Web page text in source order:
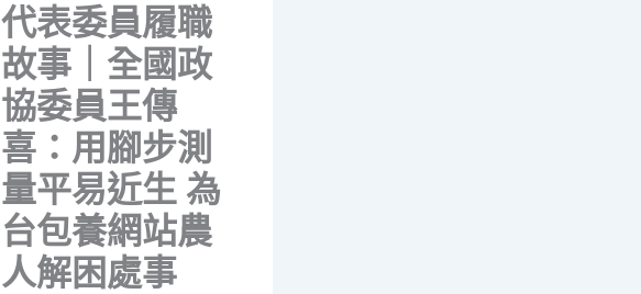
代表委員履職
故事｜全國政
協委員王傳
喜：用腳步測
量平易近生 為
台包養網站農
人解困處事